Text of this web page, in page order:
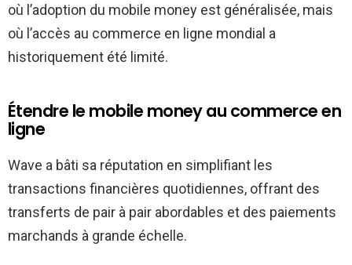
où l’adoption du mobile money est généralisée, mais
où l’accès au commerce en ligne mondial a
historiquement été limité.
Étendre le mobile money au commerce en
ligne
Wave a bâti sa réputation en simplifiant les
transactions financières quotidiennes, offrant des
transferts de pair à pair abordables et des paiements
marchands à grande échelle.